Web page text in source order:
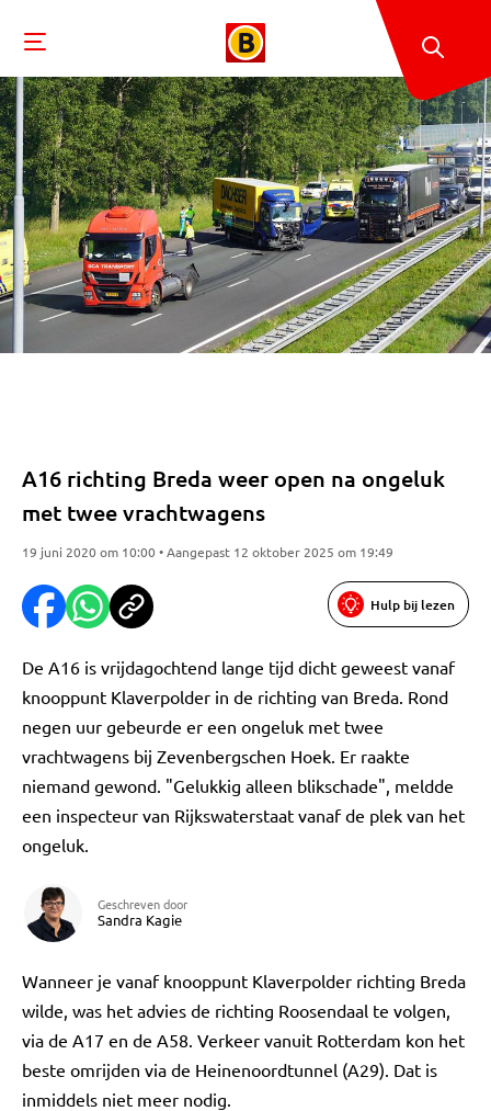
A16 richting Breda weer open na ongeluk
met twee vrachtwagens
19 juni 2020 om 10:00 • Aangepast 12 oktober 2025 om 19:49
Hulp bij lezen
De A16 is vrijdagochtend lange tijd dicht geweest vanaf
knooppunt Klaverpolder in de richting van Breda. Rond
negen uur gebeurde er een ongeluk met twee
vrachtwagens bij Zevenbergschen Hoek. Er raakte
niemand gewond. "Gelukkig alleen blikschade", meldde
een inspecteur van Rijkswaterstaat vanaf de plek van het
ongeluk.
Geschreven door
Sandra Kagie
Wanneer je vanaf knooppunt Klaverpolder richting Breda
wilde, was het advies de richting Roosendaal te volgen,
via de A17 en de A58. Verkeer vanuit Rotterdam kon het
beste omrijden via de Heinenoordtunnel (A29). Dat is
inmiddels niet meer nodig.